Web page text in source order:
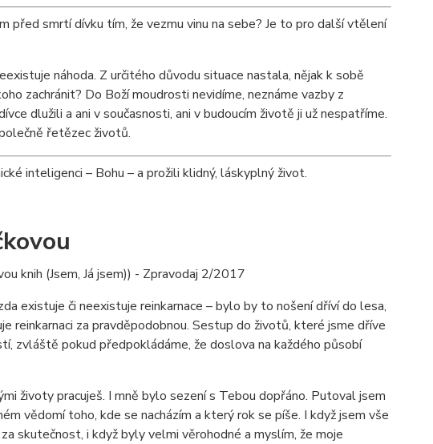
před smrtí dívku tím, že vezmu vinu na sebe? Je to pro další vtělení
náhoda. Z určitého důvodu situace nastala, nějak k sobě
zachránit? Do Boží moudrosti nevidíme, neznáme vazby z
dlužili a ani v současnosti, ani v budoucím životě ji už nespatříme.
řetězec životů.
inteligenci – Bohu – a prožili klidný, láskyplný život.
knih (Jsem, Já jsem)) - Zpravodaj 2/2017
existuje či neexistuje reinkarnace – bylo by to nošení dříví do lesa,
reinkarnaci za pravděpodobnou. Sestup do životů, které jsme dříve
zvláště pokud předpokládáme, že doslova na každého působí
životy pracuješ. I mně bylo sezení s Tebou dopřáno. Putoval jsem
vědomí toho, kde se nacházím a který rok se píše. I když jsem vše
skutečnost, i když byly velmi věrohodné a myslím, že moje